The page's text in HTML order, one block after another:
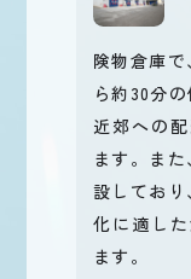
険物倉庫
ら約30分
近郊への
ます。ま
設してお
化に適し
ます。